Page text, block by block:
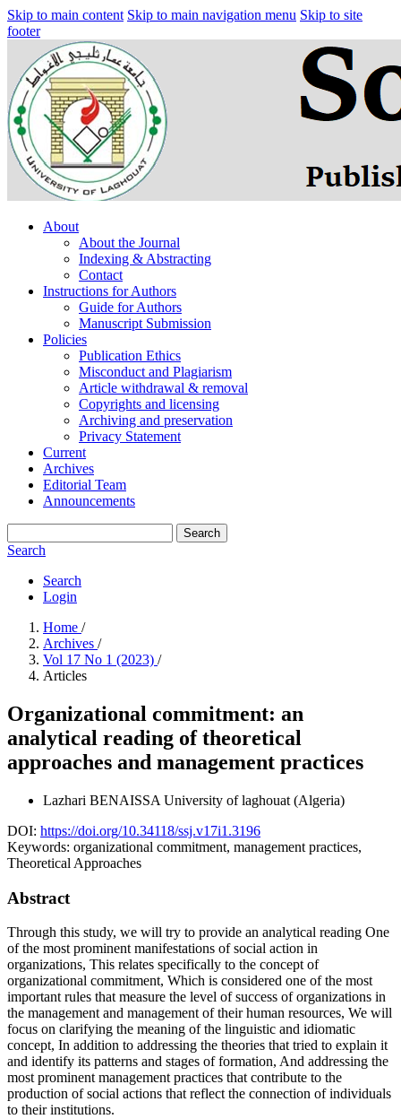
Skip to main content Skip to main navigation menu Skip to site
footer
About
About the Journal
Indexing & Abstracting
Contact
Instructions for Authors
Guide for Authors
Manuscript Submission
Policies
Publication Ethics
Misconduct and Plagiarism
Article withdrawal & removal
Copyrights and licensing
Archiving and preservation
Privacy Statement
Current
Archives
Editorial Team
Announcements
Search
Search
Search
Login
Home /
Archives /
Vol 17 No 1 (2023) /
Articles
Organizational commitment: an
analytical reading of theoretical
approaches and management practices
Lazhari BENAISSA University of laghouat (Algeria)
DOI: https://doi.org/10.34118/ssj.v17i1.3196
Keywords: organizational commitment, management practices,
Theoretical Approaches
Abstract
Through this study, we will try to provide an analytical reading One
of the most prominent manifestations of social action in
organizations, This relates specifically to the concept of
organizational commitment, Which is considered one of the most
important rules that measure the level of success of organizations in
the management and management of their human resources, We will
focus on clarifying the meaning of the linguistic and idiomatic
concept, In addition to addressing the theories that tried to explain it
and identify its patterns and stages of formation, And addressing the
most prominent management practices that contribute to the
production of social actions that reflect the connection of individuals
to their institutions.